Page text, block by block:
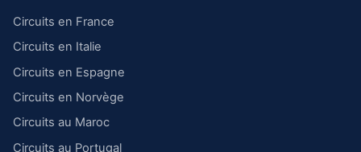
Circuits en France
Circuits en Italie
Circuits en Espagne
Circuits en Norvège
Circuits au Maroc
Circuits au Portugal